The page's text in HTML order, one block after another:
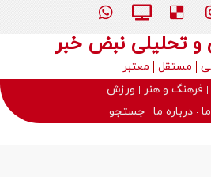
و تحلیلی نبض خبر
مستقل
معتبر
فرهنگ و هنر
ورزش
درباره ما جستجو